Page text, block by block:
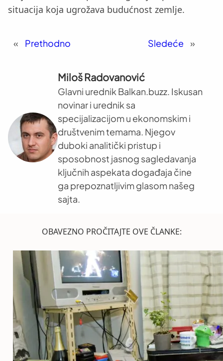
situacija koja ugrožava budućnost zemlje.
« Prethodno Sledeće »
Miloš Radovanović
Glavni urednik Balkan.buzz. Iskusan
novinar i urednik sa
specijalizacijom u ekonomskim i
društvenim temama. Njegov
duboki analitički pristup i
sposobnost jasnog sagledavanja
ključnih aspekata događaja čine
ga prepoznatljivim glasom našeg
sajta.
OBAVEZNO PROČITAJTE OVE ČLANKE: